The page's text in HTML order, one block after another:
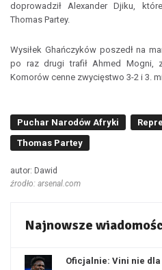
doprowadził Alexander Djiku,
Thomas Partey.
Wysiłek Ghańczyków poszedł na
po raz drugi trafił Ahmed Mogni,
Komorów cenne zwycięstwo 3-2 i 3.
Puchar Narodów Afryki
Thomas Partey
autor: Dawid
źrodło: arsenal.com
Najnowsze
Oficjalnie: Vini nie